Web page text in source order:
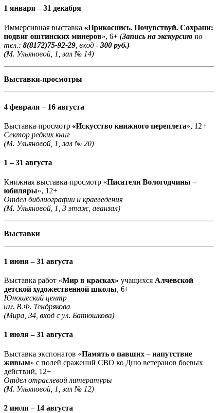
1 января – 31 декабря
Иммерсивная выставка «Прикоснись. Почувствуй. Сохрани:
подвиг оштинских минеров», 6+ (Запись на экскурсию по
тел.: 8(8172)75-92-29 , вход - 300 руб.)
(М. Ульяновой, 1, зал № 14)
Выставки-просмотры
4 февраля – 16 августа
Выставка-просмотр «Искусство книжного переплета», 12+
Сектор редких книг
(М. Ульяновой, 1, зал № 20)
1 – 31 августа
Книжная выставка-просмотр «Писатели Вологодчины –
юбиляры», 12+
Отдел библиографии и краеведения
(М. Ульяновой, 1, 3 этаж, аванзал)
Выставки
1 июня – 31 августа
Выставка работ «Мир в красках» учащихся Алчевской
детской художественной школы, 6+
Юношеский центр
им. В.Ф. Тендрякова
(Мира, 34, вход с ул. Батюшкова)
1 июля – 31 августа
Выставка экспонатов «Память о павших – напутствие
живым» с полей сражений СВО ко Дню ветеранов боевых
действий, 12+
Отдел отраслевой литературы
(М. Ульяновой, 1, зал № 12)
2 июля – 14 августа